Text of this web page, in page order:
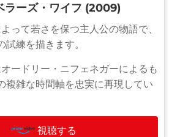
ラーズ・ワイフ (2009)
って若さを保つ主人公の物語で、
練を描きます。
ードリー・ニフェネガーによるも
複雑な時間軸を忠実に再現してい
視聴する